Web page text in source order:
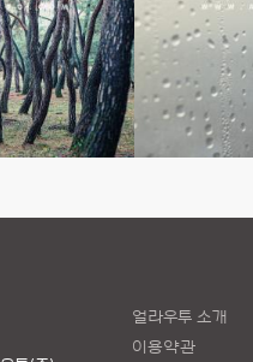
얼라우투 소개
이용약관